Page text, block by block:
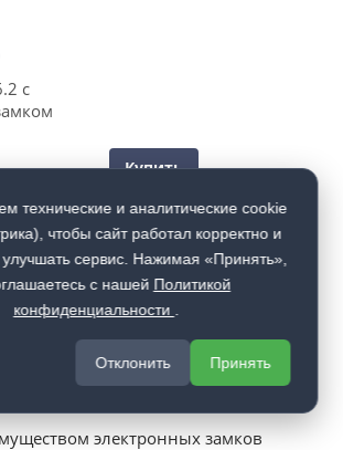
с
Купить
замком становятся все
поскольку они обеспечивают
и комфорта. Такие
установлены в квартирах, частных
помещениях, где требуется
электронных замков
технические и аналитические cookie
чтобы сайт работал корректно и
сервис. Нажимая «Принять»,
с нашей Политикой
конфиденциальности
Отклонить Принять